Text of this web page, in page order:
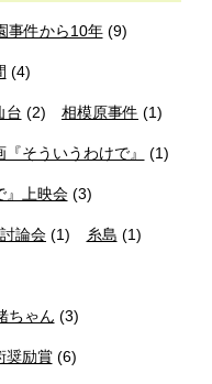
事件から10年(9)
(4)
台 (2) 相模原事件 (1)
『そういうわけで』 (1)
』上映会(3)
討論会 (1) 糸島 (1)
ちゃん (3)
奨励賞(6)